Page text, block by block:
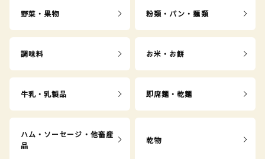
野菜・果物 粉類・パン・麺類
調味料 お米・お餅
牛乳・乳製品 即席麺・乾麺
ハム・ソーセージ・他畜産
品
乾物